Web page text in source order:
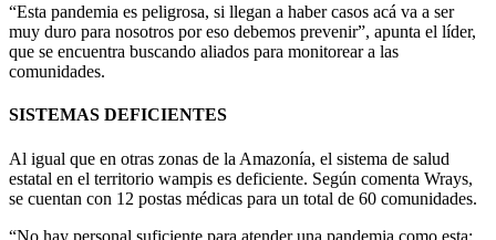
“Esta pandemia es peligrosa, si llegan a haber casos acá va a ser
muy duro para nosotros por eso debemos prevenir”, apunta el líder,
que se encuentra buscando aliados para monitorear a las
comunidades.
SISTEMAS DEFICIENTES
Al igual que en otras zonas de la Amazonía, el sistema de salud
estatal en el territorio wampis es deficiente. Según comenta Wrays,
se cuentan con 12 postas médicas para un total de 60 comunidades.
“No hay personal suficiente para atender una pandemia como esta;